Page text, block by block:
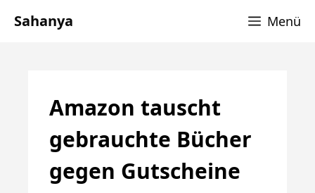
ZumSahanya Menü
Amazon tauscht
gebrauchte Bücher
gegen Gutscheine